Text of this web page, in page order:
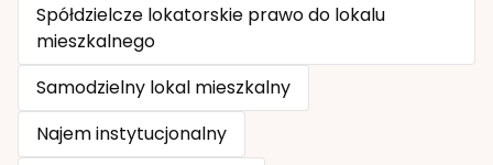
Spółdzielcze lokatorskie prawo do lokalu
mieszkalnego
Samodzielny lokal mieszkalny
Najem instytucjonalny